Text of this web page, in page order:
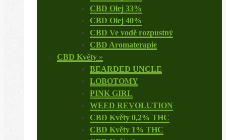
CBD Olej 33%
CBD Olej 40%
CBD Ve vodě rozpustný
CBD Aromaterapie
CBD Květy »
BEARDED UNCLE
LOBOTOMY
PINK GIRL
WEED REVOLUTION
CBD Květy 0,2% THC
CBD Květy 1% THC